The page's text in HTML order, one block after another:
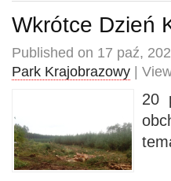
Wkrótce Dzień
Published on 17 paź,
Park Krajobrazowy |
20